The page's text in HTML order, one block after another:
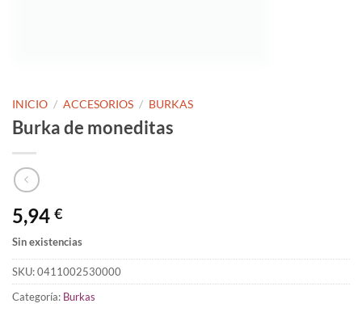
INICIO / ACCESORIOS / BURKAS
Burka de moneditas
5,94 €
Sin existencias
SKU:0411002530000
Categoría: Burkas